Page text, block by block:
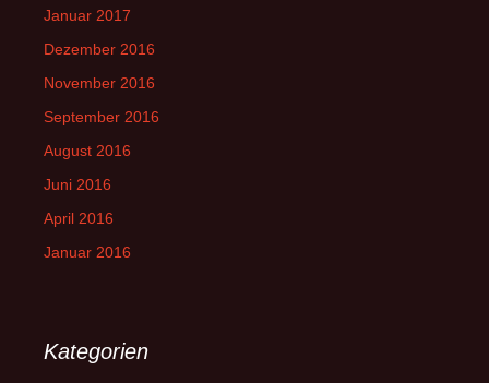
Januar 2017
Dezember 2016
November 2016
September 2016
August 2016
Juni 2016
April 2016
Januar 2016
Kategorien